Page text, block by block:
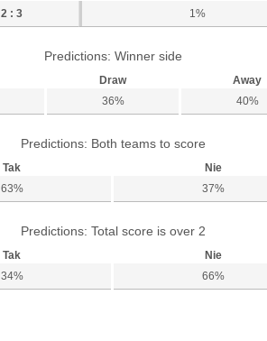
2 : 3 1%
Predictions: Winner side
Draw
Away
36% 40%
Predictions: Both teams to score
Tak
Nie
63%
37%
Predictions: Total score is over 2
Tak
Nie
34%
66%